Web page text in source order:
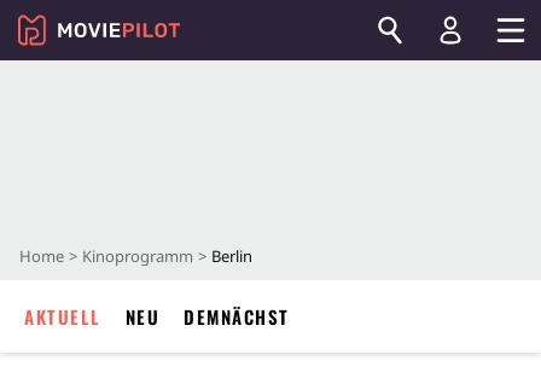
Home Kinoprogramm Berlin
AKTUELL NEU DEMNÄCHST